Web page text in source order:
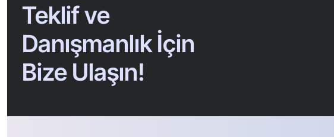
Teklif ve
Danışmanlık İçin
Bize Ulaşın!